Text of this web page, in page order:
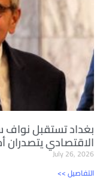
بغداد تستقبل نواف
الاقتصادي يتصدران
July 26, 2026
<< التفاصيل